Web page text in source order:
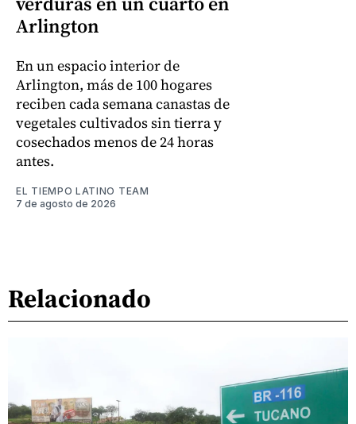
Arlington
En un espacio interior de
Arlington, más de 100 hogares
reciben cada semana canastas de
vegetales cultivados sin tierra y
cosechados menos de 24 horas
antes.
EL TIEMPO LATINO TEAM
7 de agosto de 2026
Relacionado